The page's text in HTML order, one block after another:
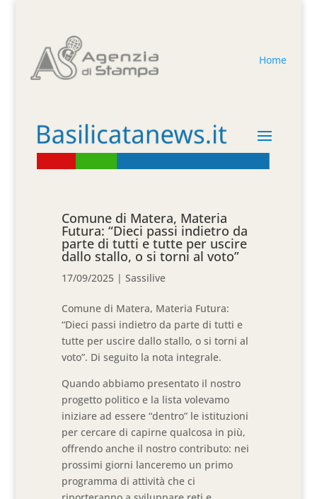
Home
Comune di Matera, Materia
Futura: “Dieci passi indietro da
parte di tutti e tutte per uscire
dallo stallo, o si torni al voto”
17/09/2025 |Sassilive
Comune di Matera, Materia Futura:
“Dieci passi indietro da parte di tutti e
tutte per uscire dallo stallo, o si torni al
voto”. Di seguito la nota integrale.
Quando abbiamo presentato il nostro
progetto politico e la lista volevamo
iniziare ad essere “dentro” le istituzioni
per cercare di capirne qualcosa in più,
offrendo anche il nostro contributo: nei
prossimi giorni lanceremo un primo
programma di attività che ci